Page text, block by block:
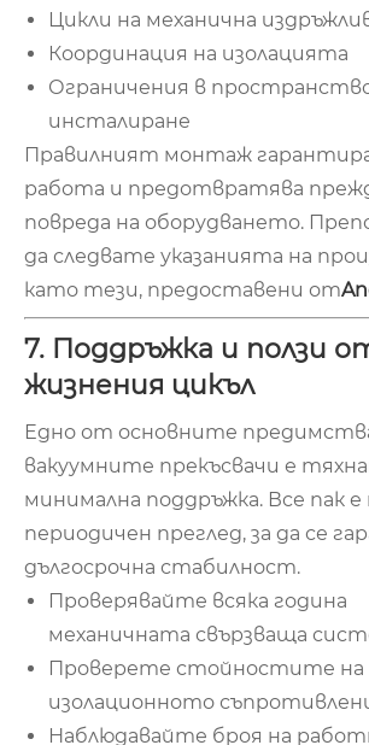
Цикли на механична
Координация на изолацията
Ограничения в
инсталиране
Правилният монтаж
работа и предотвратява
повреда на оборудването.
да следвате указанията на
като тези, предоставени от
7. Поддръжка и ползи
жизнения цикъл
Едно от основните
вакуумните прекъсвачи е
минимална поддръжка. Все пак е
периодичен преглед, за да се
дългосрочна стабилност.
Проверявайте всяка година
механичната свързваща
Проверете стойностите на
изолационното
Наблюдавайте броя на